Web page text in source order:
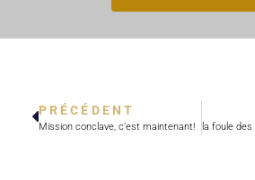
PRÉCÉDENT
Mission conclave, c’est maintenant!